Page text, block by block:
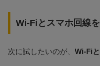
Wi-Fiとスマホ回線
次に試したいのが、 Wi-Fi